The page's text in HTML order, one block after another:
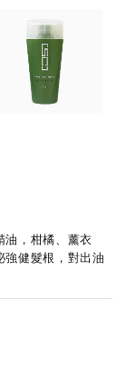
油，柑橘、薰衣
強健髮根，對出油